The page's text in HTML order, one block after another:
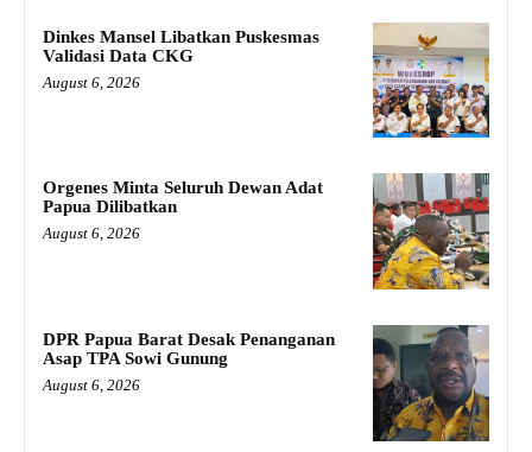
Dinkes Mansel Libatkan Puskesmas
Validasi Data CKG
August 6, 2026
Orgenes Minta Seluruh Dewan Adat
Papua Dilibatkan
August 6, 2026
DPR Papua Barat Desak Penanganan
Asap TPA Sowi Gunung
August 6, 2026